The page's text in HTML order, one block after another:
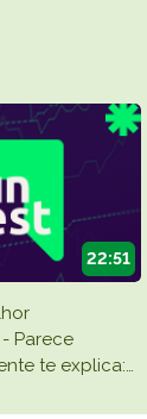
22:51
Parece
te explica:…